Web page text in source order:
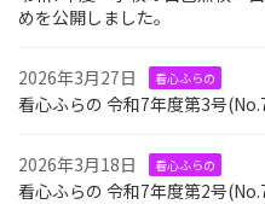
めを公開しました。
2026年3月27日 看心ふらの
看心ふらの 令和7年度第3号
2026年3月18日 看心ふらの
看心ふらの 令和7年度第2号